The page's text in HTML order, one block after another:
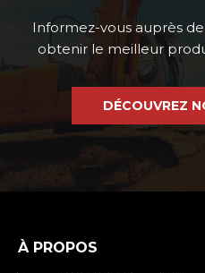
Informez-vous auprès
obtenir le meilleur
DÉCOUVREZ
À PROPOS